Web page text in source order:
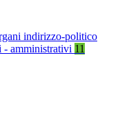
indirizzo-politico
- amministrativi 11